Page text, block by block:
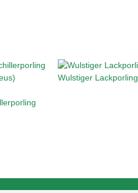
Wulstiger Lackporling